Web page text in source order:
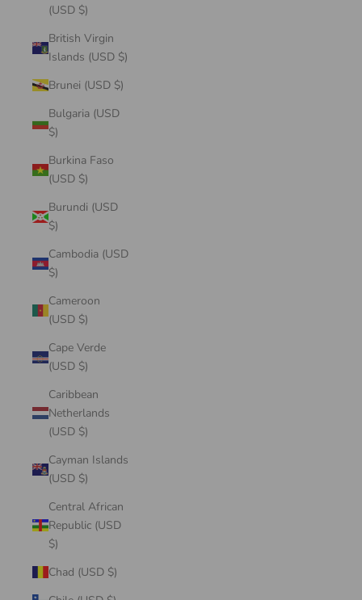
(USD $)
British Virgin
Islands (USD $)
Brunei (USD $)
Bulgaria (USD
$)
Burkina Faso
(USD $)
Burundi (USD
$)
Cambodia (USD
$)
Cameroon
(USD $)
Cape Verde
(USD $)
Caribbean
Netherlands
(USD $)
Cayman Islands
(USD $)
Central African
Republic (USD
$)
Chad (USD $)